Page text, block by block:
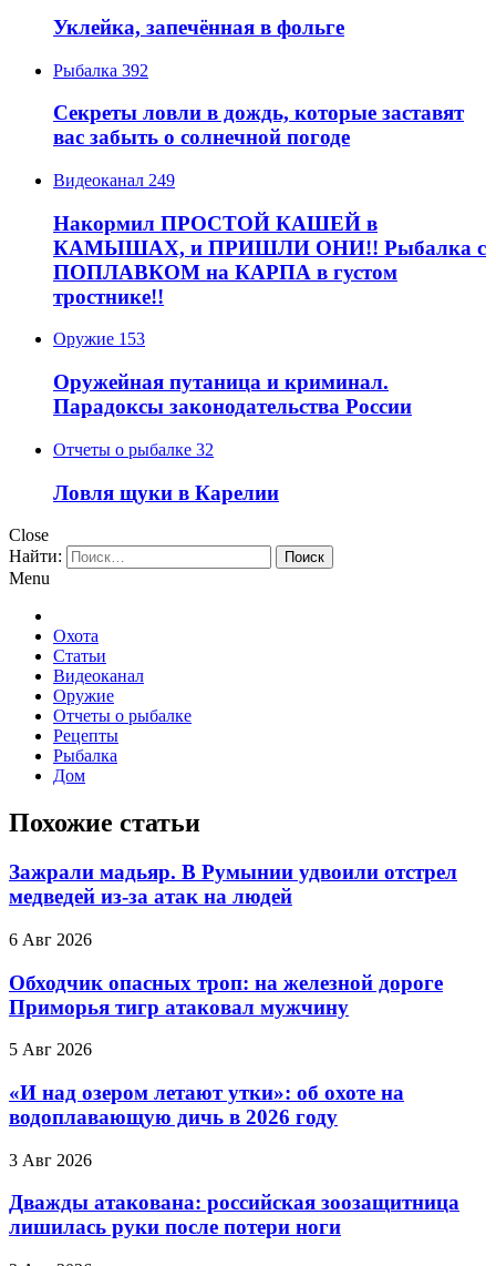
Уклейка, запечённая в фольге
Рыбалка 392
Секреты ловли в дождь, которые заставят
вас забыть о солнечной погоде
Видеоканал 249
Накормил ПРОСТОЙ КАШЕЙ в
КАМЫШАХ, и ПРИШЛИ ОНИ!! Рыбалка с
ПОПЛАВКОМ на КАРПА в густом
тростнике!!
Оружие 153
Оружейная путаница и криминал.
Парадоксы законодательства России
Отчеты о рыбалке 32
Ловля щуки в Карелии
Close
Найти:
Menu
Охота
Статьи
Видеоканал
Оружие
Отчеты о рыбалке
Рецепты
Рыбалка
Дом
Похожие статьи
Зажрали мадьяр. В Румынии удвоили отстрел
медведей из-за атак на людей
6 Авг 2026
Обходчик опасных троп: на железной дороге
Приморья тигр атаковал мужчину
5 Авг 2026
«И над озером летают утки»: об охоте на
водоплавающую дичь в 2026 году
3 Авг 2026
Дважды атакована: российская зоозащитница
лишилась руки после потери ноги